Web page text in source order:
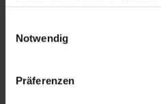
Notwendig
Präferenzen
90,59 €